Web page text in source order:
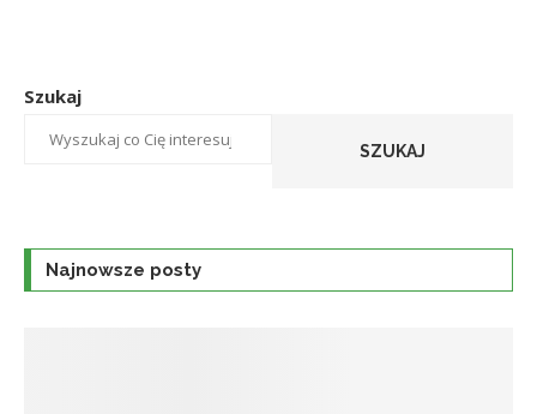
Szukaj
SZUKAJ
Najnowsze posty